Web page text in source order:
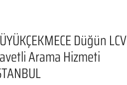
Düğün LCV
Arama Hizmeti